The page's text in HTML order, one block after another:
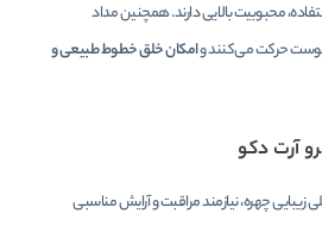
محبوبیت بالایی دارند. همچنین مداد
حرکت می‌کنند وامکان خلق خطوط طبیعی و
آرت دکو
زیبایی چهره، نیازمند مراقبت و آرایش مناسبی